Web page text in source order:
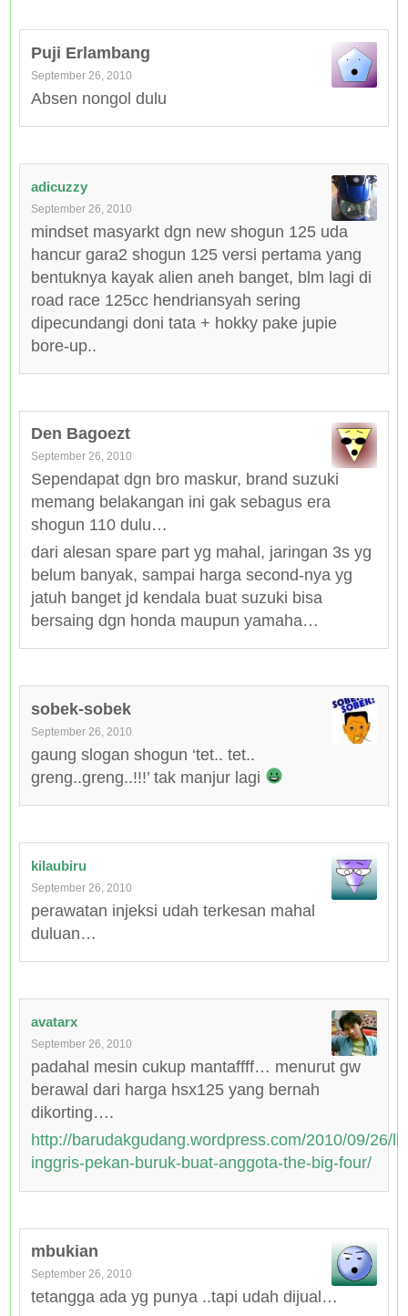
Puji Erlambang
September 26, 2010
Absen nongol dulu
adicuzzy
September 26, 2010
mindset masyarkt dgn new shogun 125 uda
hancur gara2 shogun 125 versi pertama yang
bentuknya kayak alien aneh banget, blm lagi di
road race 125cc hendriansyah sering
dipecundangi doni tata + hokky pake jupie
bore-up..
Den Bagoezt
September 26, 2010
Sependapat dgn bro maskur, brand suzuki
memang belakangan ini gak sebagus era
shogun 110 dulu…
dari alesan spare part yg mahal, jaringan 3s yg
belum banyak, sampai harga second-nya yg
jatuh banget jd kendala buat suzuki bisa
bersaing dgn honda maupun yamaha…
sobek-sobek
September 26, 2010
gaung slogan shogun ‘tet.. tet..
greng..greng..!!!’ tak manjur lagi
kilaubiru
September 26, 2010
perawatan injeksi udah terkesan mahal
duluan…
avatarx
September 26, 2010
padahal mesin cukup mantaffff… menurut gw
berawal dari harga hsx125 yang bernah
dikorting….
http://barudakgudang.wordpress.com/2010/09/26/
inggris-pekan-buruk-buat-anggota-the-big-four/
mbukian
September 26, 2010
tetangga ada yg punya ..tapi udah dijual…